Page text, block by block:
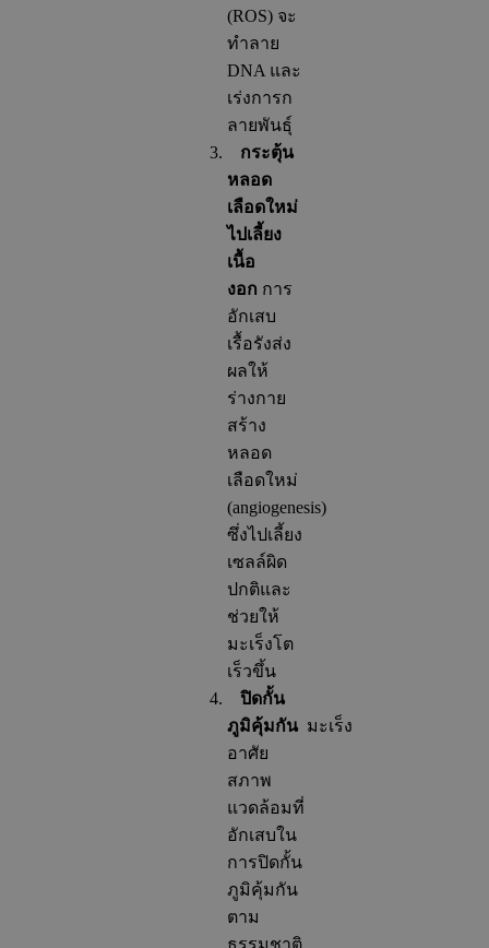
(ROS) จะ
ทำลาย
DNA และ
เร่งการก
ลายพันธุ์
กระตุ้น
หลอด
เลือดใหม่
ไปเลี้ยง
เนื้อ
งอก การ
อักเสบ
เรื้อรังส่ง
ผลให้
ร่างกาย
สร้าง
หลอด
เลือดใหม่
(angiogenesis)
ซึ่งไปเลี้ยง
เซลล์ผิด
ปกติและ
ช่วยให้
มะเร็งโต
เร็วขึ้น
ปิดกั้น
ภูมิคุ้มกัน มะเร็ง
อาศัย
สภาพ
แวดล้อมที่
อักเสบใน
การปิดกั้น
ภูมิคุ้มกัน
ตาม